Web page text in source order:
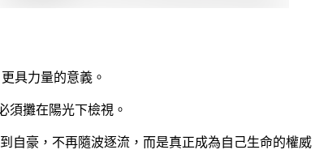
具力量的意義。
須攤在陽光下檢視。
自豪，不再隨波逐流，而是真正成為自己生命的權威